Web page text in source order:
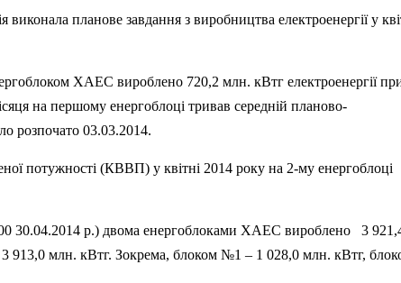
планове завдання з виробництва електроенергії у
ХАЕС вироблено 720,2 млн. кВтг електроенергії
на першому енергоблоці тривав середній планово-
розпочато 03.03.2014.
потужності (КВВП) у квітні 2014 року на 2-му енергоблоці
30.04.2014 р.) двома енергоблоками ХАЕС вироблено
3
3 913,0 млн. кВтг. Зокрема, блоком №1 – 1 028,0 млн. кВтг,